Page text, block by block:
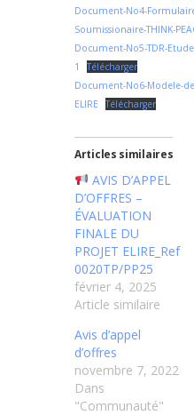
Document-No4-
Soumissionaire-THINK-
Document-No5-TDR-
1
Télécharger
Document-No6-Modele-
ELIRE Télécharger
Articles similaires
AVIS D’APPEL
D’OFFRES –
ÉVALUATION
FINALE DU
PROJET ELIRE_Ref
0020TP/PP25
février 4, 2025
Article similaire
Avis d’appel
d’offres
novembre 7, 2022
Dans
"Communauté"